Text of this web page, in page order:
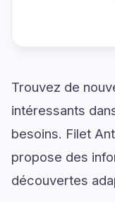
Trouvez de
intéressants
besoins. Filet
propose des
découvertes